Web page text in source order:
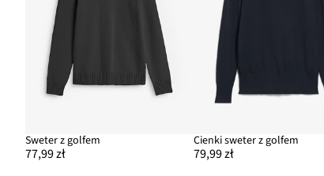
Sweter z golfem
77,99 zł
Cienki sweter z golfem
79,99 zł